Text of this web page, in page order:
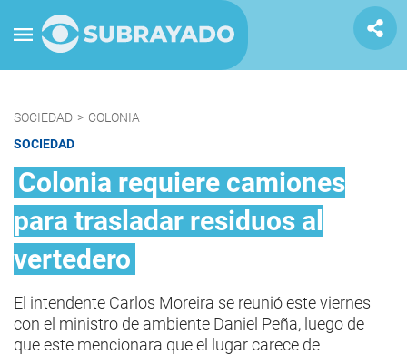
SOCIEDAD > COLONIA
SOCIEDAD
Colonia requiere camiones
para trasladar residuos al
vertedero
El intendente Carlos Moreira se reunió este viernes
con el ministro de ambiente Daniel Peña, luego de
que este mencionara que el lugar carece de